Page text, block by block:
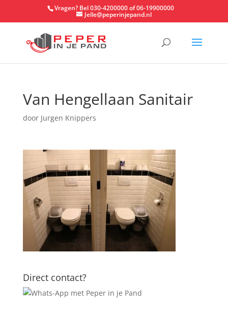
Vragen? Bel 030-4200000 of 06-19900000
Jelle@peperinjepand.nl
Van Hengellaan Sanitair
door Jurgen Knippers
Direct contact?